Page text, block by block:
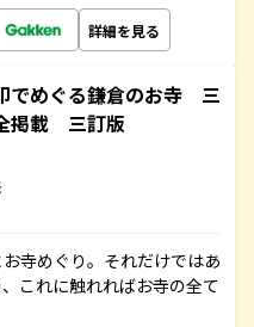
詳細を見る
でめぐる鎌倉のお寺 三
掲載 三訂版
寺めぐり。それだけではあ
これに触れればお寺の全て